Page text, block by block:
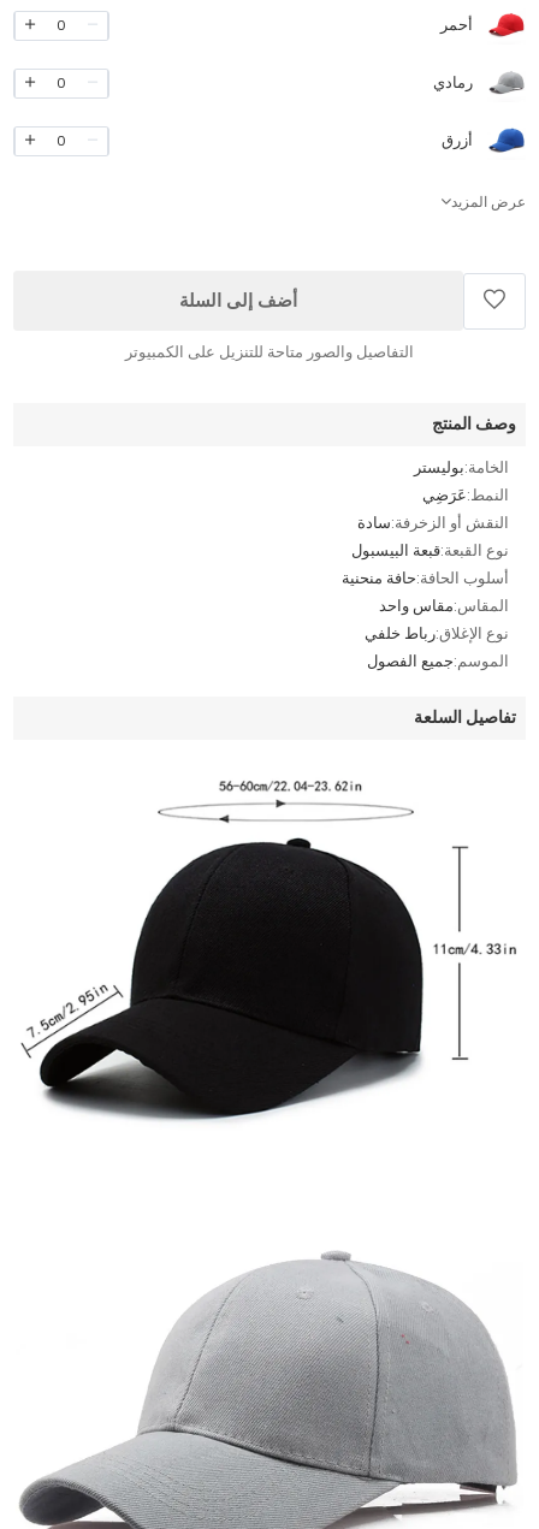
أحمر 0
رمادي 0
أزرق 0
عرض المزيد
أضف إلى السلة
التفاصيل والصور متاحة للتنزيل على الكمبيوتر
وصف المنتج
الخامة:بوليستر
النمط:عَرَضِي
النقش أو الزخرفة:سادة
نوع القبعة:قبعة البيسبول
أسلوب الحافة:حافة منحنية
المقاس:مقاس واحد
نوع الإغلاق:رباط خلفي
الموسم:جميع الفصول
تفاصيل السلعة